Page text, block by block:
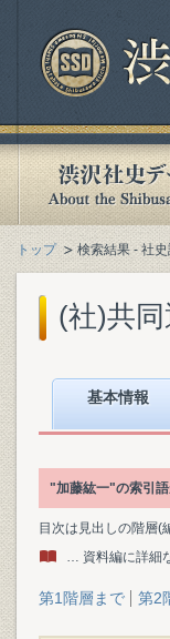
トップ 検索結果 - 社
(社)共
基本情報
"加藤紘一"の索引語
目次は見出しの階層
… 資料編に詳細
第1階層まで 第2